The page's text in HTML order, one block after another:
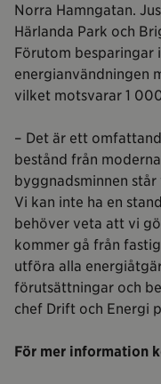
Norra Hamngatan.
Härlanda Park och
Förutom besparingar
energianvändningen
vilket motsvarar 1
– Det är ett
bestånd från
byggnadsminnen
Vi kan inte ha en
behöver veta att vi
kommer gå från
utföra alla
förutsättningar och
chef Drift och Energi
För mer information